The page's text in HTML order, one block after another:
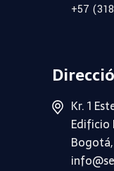
+57
Kr. 1
Edificio